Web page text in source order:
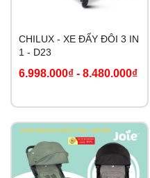
CHILUX - XE ĐẨY ĐÔI 3 IN
1 - D23
6.998.000₫ - 8.480.000₫